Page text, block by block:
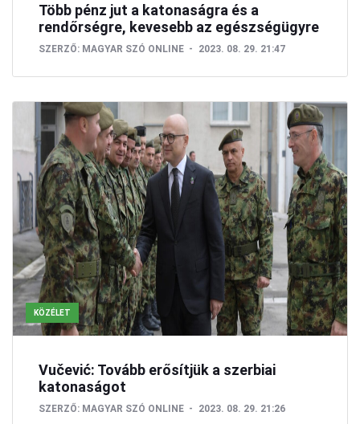
Több pénz jut a katonaságra és a
rendőrségre, kevesebb az egészségügyre
SZERZŐ: MAGYAR SZÓ ONLINE 2023. 08. 29. 21:47
KÖZÉLET
Vučević: Tovább erősítjük a szerbiai
katonaságot
SZERZŐ: MAGYAR SZÓ ONLINE 2023. 08. 29. 21:26